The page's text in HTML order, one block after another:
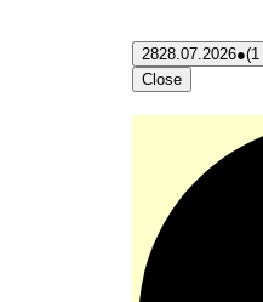
2828.07.2026●(1
Close